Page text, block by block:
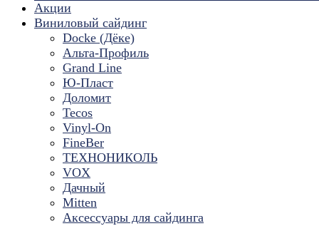
Акции
Виниловый сайдинг
Docke (Дёке)
Альта-Профиль
Grand Line
Ю-Пласт
Доломит
Tecos
Vinyl-On
FineBer
ТЕХНОНИКОЛЬ
VOX
Дачный
Mitten
Аксессуары для сайдинга